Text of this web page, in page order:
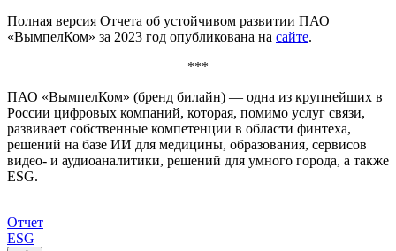
Полная версия Отчета об устойчивом развитии ПАО
«ВымпелКом» за 2023 год опубликована на сайте.
***
ПАО «ВымпелКом» (бренд билайн) — одна из крупнейших в
России цифровых компаний, которая, помимо услуг связи,
развивает собственные компетенции в области финтеха,
решений на базе ИИ для медицины, образования, сервисов
видео- и аудиоаналитики, решений для умного города, а также
ESG.
Отчет
ESG